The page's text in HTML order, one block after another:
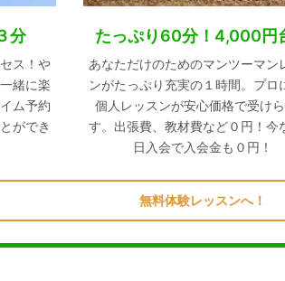
分
ス！や
緒に楽
ム予約
ができ
たっぷり60分！4,000円
あなただけのためのマンツーマン
ンがたっぷり充実の１時間。プロ
個人レッスンが安心価格で受け
す。出張費、教材費など０円！今
日入会で入会金も０円！
無料体験レッスンへ！